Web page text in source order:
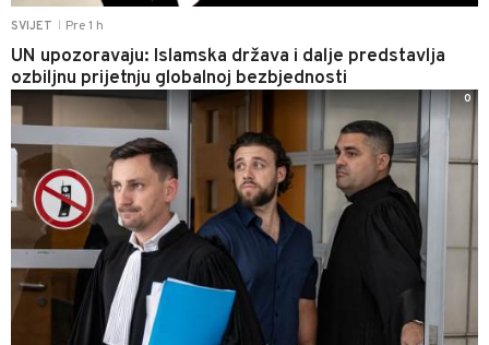
SVIJET Pre 1 h
UN upozoravaju: Islamska država i dalje predstavlja
ozbiljnu prijetnju globalnoj bezbjednosti
0